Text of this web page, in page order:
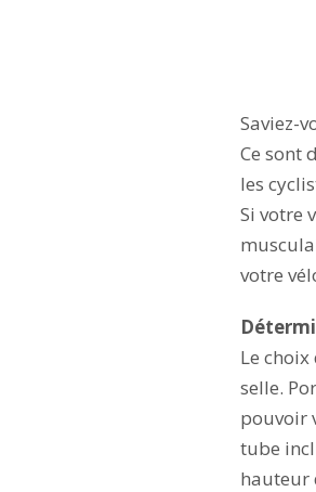
Saviez-
Ce sont
les
Si votre
votre
Le
selle.
pouvoir
tube
hauteur